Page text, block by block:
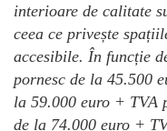
interioare de calitate
ceea ce privește
accesibile. În funcție
pornesc de la 45.500
la 59.000 euro + TVA
de la 74.000 euro +